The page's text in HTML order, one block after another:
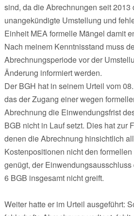
sind, da die Abrechnungen seit 2013
unangekündigte Umstellung und
Einheit MEA formelle Mängel damit
Nach meinem Kenntnisstand muss
Abrechnungsperiode vor der
Änderung informiert werden.
Der BGH hat in seinem Urteil vom
das der Zugang einer wegen
Abrechnung die Einwendungsfrist
BGB nicht in Lauf setzt. Dies hat zur
denen die Abrechnung hinsichtlich
Kostenpositionen nicht den
genügt, der
6 BGB insgesamt nicht greift.
Weiter hatte er im Urteil ausgeführt: